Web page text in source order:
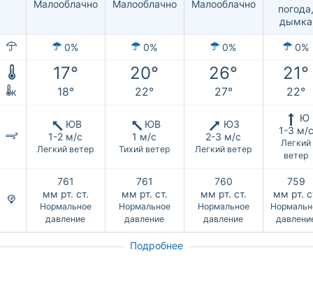
Малооблачно Малооблачно Малооблачно
дымка
0% 0% 0% 0%
17° 20° 26° 21°
к 18° 22° 27° 22°
ЮВ
1-2 м/с
Легкий ветер
ЮВ
1 м/с
Тихий ветер
ЮЗ
2-3 м/с
Легкий ветер
Ю
1-3 м/с
Легкий
ветер
761
мм рт. ст.
Нормальное
давление
761
мм рт. ст.
Нормальное
давление
760
мм рт. ст.
Нормальное
давление
759
мм рт.
Подробнее